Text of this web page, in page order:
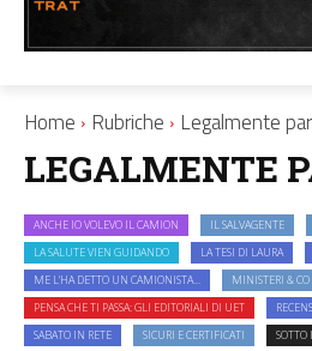
Home Rubriche Legalmente
LEGALMENTE
ANCHE IO VOLEVO IL CAMION IL SALVAGENTE
LA SALUTE VIEN GUIDANDO
LA TESI DI LAURA
ME L'HA DETTO UN CAMIONISTA...
MINISTERI & CO
PENSA CHE TI PASSA: GLI EDITORIALI DI UET
SABATO IN RETE
SICURI E CERTIFICATI
SOTTO